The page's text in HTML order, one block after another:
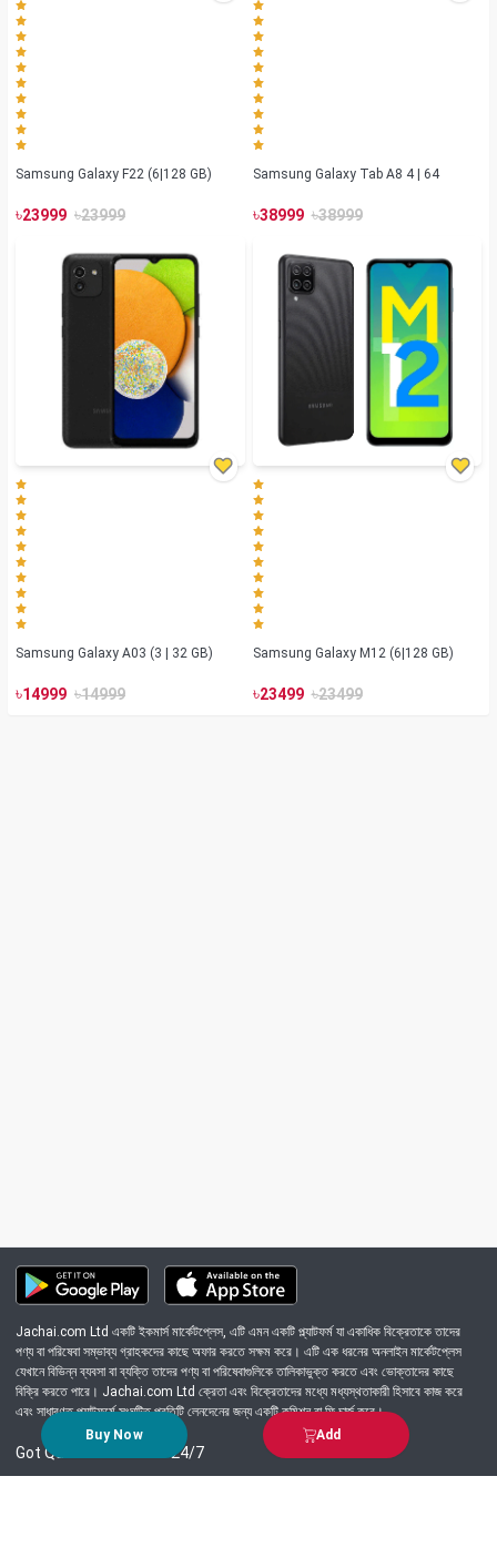
Buy Now Add
Samsung Galaxy F22 (6|128 GB)
৳23999 ৳23999
Samsung Galaxy Tab A8 4 | 64
৳38999 ৳38999
Samsung Galaxy A03 (3 | 32 GB)
৳14999 ৳14999
Samsung Galaxy M12 (6|128 GB)
৳23499 ৳23499
Jachai.com Ltd একটি ইকমার্স মার্কেটপ্লেস, এটি এমন একটি প্ল্যাটফর্ম যা একাধিক বিক্রেতাকে তাদের
পণ্য বা পরিষেবা সম্ভাব্য গ্রাহকদের কাছে অফার করতে সক্ষম করে। এটি এক ধরনের অনলাইন মার্কেটপ্লেস
যেখানে বিভিন্ন ব্যবসা বা ব্যক্তি তাদের পণ্য বা পরিষেবাগুলিকে তালিকাভুক্ত করতে এবং ভোক্তাদের কাছে
বিক্রি করতে পারে। Jachai.com Ltd ক্রেতা এবং বিক্রেতাদের মধ্যে মধ্যস্থতাকারী হিসাবে কাজ করে
এবং সাধারণত প্ল্যাটফর্মে সংঘটিত প্রতিটি লেনদেনের জন্য একটি কমিশন বা ফি চার্জ করে।
Got Question? Call us 24/7